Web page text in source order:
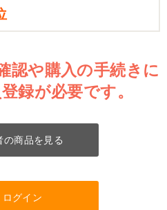
認や購入の手続きに
録が必要です。
の商品を見る
ログイン